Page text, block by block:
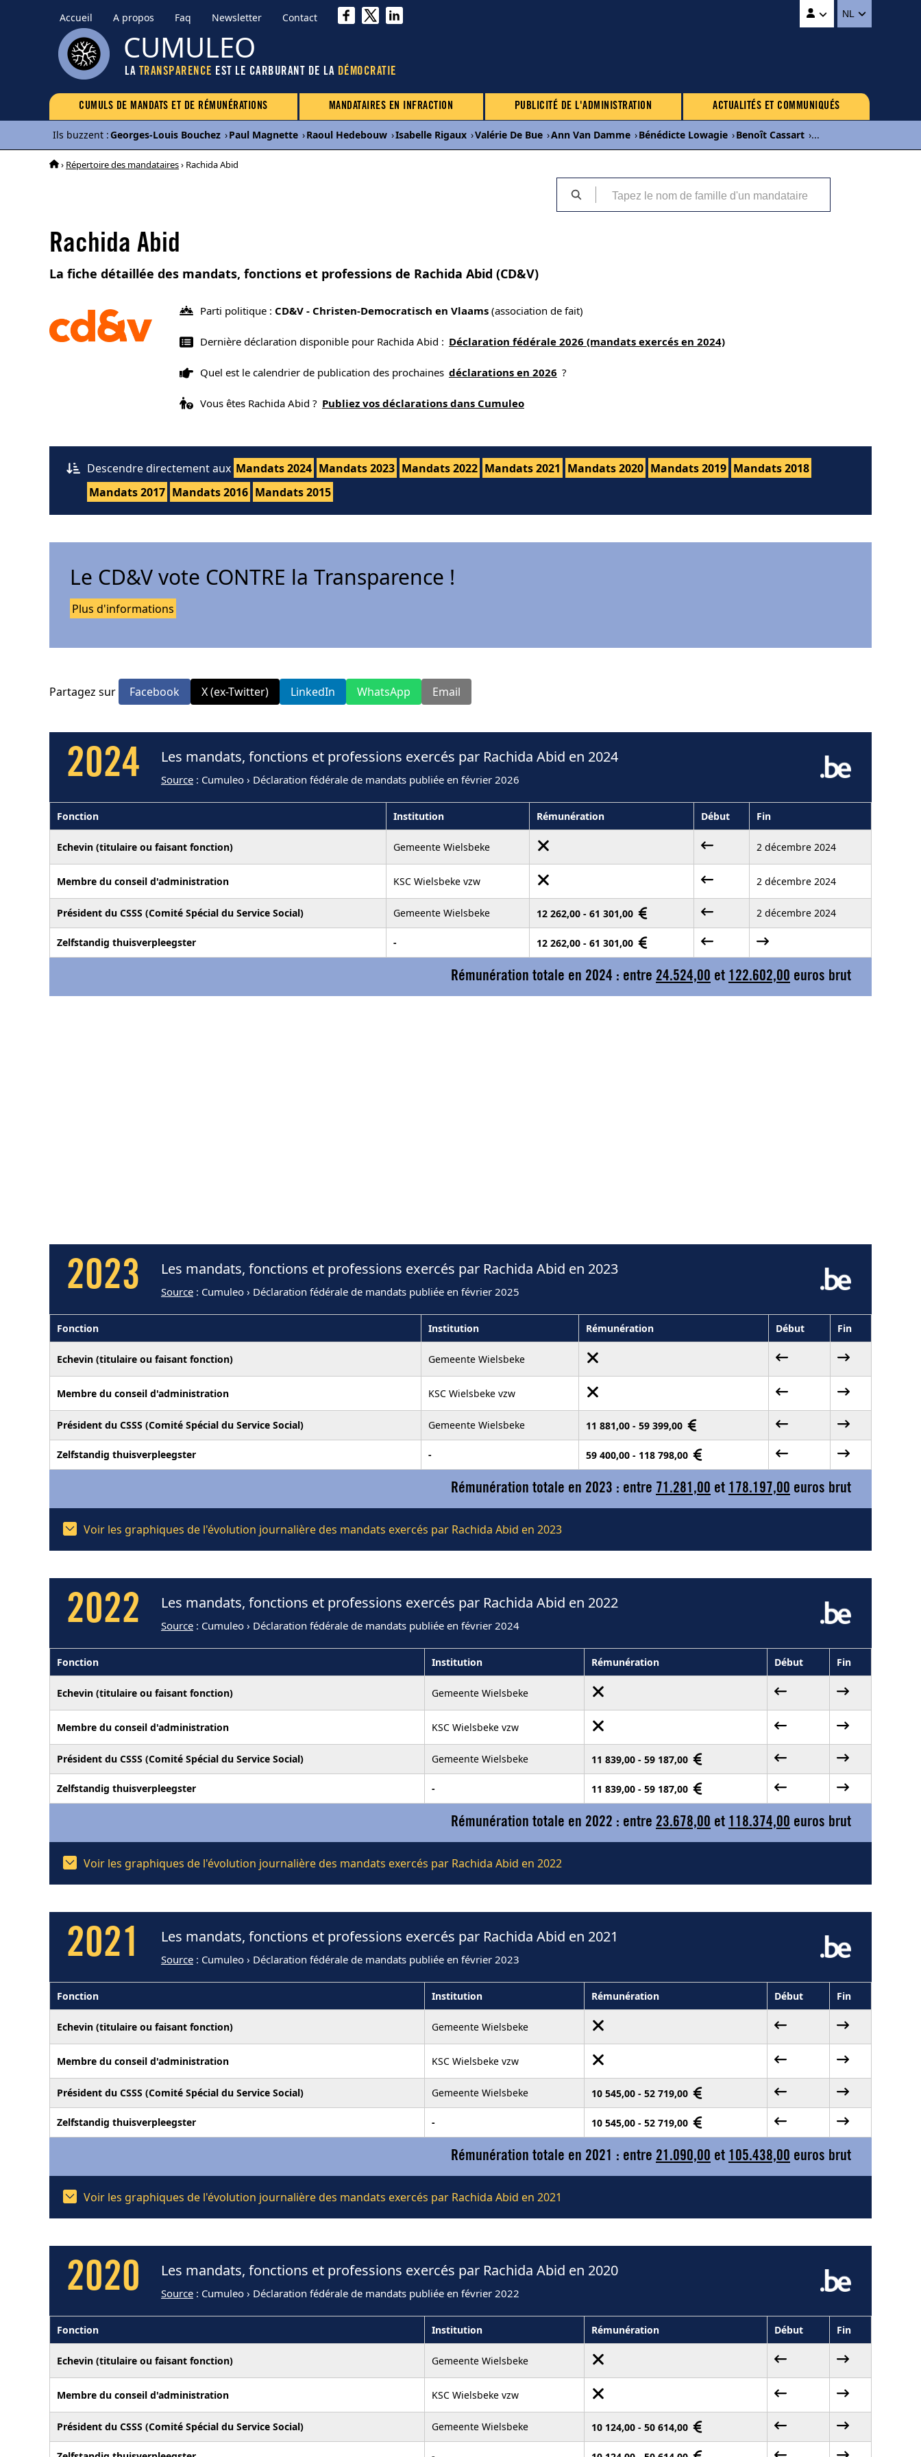
Accueil A propos Faq Newsletter Contact NL
CUMULEO
LA TRANSPARENCE EST LE CARBURANT DE LA DÉMOCRATIE
CUMULS DE MANDATS ET DE RÉMUNÉRATIONS MANDATAIRES EN INFRACTION PUBLICITÉ DE L'ADMINISTRATION ACTUALITÉS ET COMMUNIQUÉS
Ils buzzent :Georges-Louis Bouchez ›Paul Magnette ›Raoul Hedebouw ›Isabelle Rigaux ›Valérie De Bue ›Ann Van Damme ›Bénédicte Lowagie ›Benoît Cassart ›...
› Répertoire des mandataires› Rachida Abid
Rachida Abid
La fiche détaillée des mandats, fonctions et professions de Rachida Abid (CD&V)
Parti politique : CD&V - Christen-Democratisch en Vlaams (association de fait)
Dernière déclaration disponible pour Rachida Abid : Déclaration fédérale 2026 (mandats exercés en 2024)
Quel est le calendrier de publication des prochaines déclarations en 2026 ?
Vous êtes Rachida Abid ? Publiez vos déclarations dans Cumuleo
Descendre directement aux Mandats 2024 Mandats 2023 Mandats 2022 Mandats 2021 Mandats 2020 Mandats 2019 Mandats 2018
Mandats 2017 Mandats 2016 Mandats 2015
Le CD&V vote CONTRE la Transparence !
Plus d'informations
Partagez sur Facebook X (ex-Twitter) LinkedIn WhatsApp Email
2024 Les mandats, fonctions et professions exercés par Rachida Abid en 2024
Source : Cumuleo › Déclaration fédérale de mandats publiée en février 2026
Fonction Institution Rémunération Début Fin
Echevin (titulaire ou faisant fonction) Gemeente Wielsbeke 2 décembre 2024
Membre du conseil d'administration KSC Wielsbeke vzw 2 décembre 2024
Président du CSSS (Comité Spécial du Service Social) Gemeente Wielsbeke 12 262,00 - 61 301,00 2 décembre 2024
Zelfstandig thuisverpleegster - 12 262,00 - 61 301,00
Rémunération totale en 2024 : entre 24.524,00 et 122.602,00 euros brut
2023 Les mandats, fonctions et professions exercés par Rachida Abid en 2023
Source : Cumuleo › Déclaration fédérale de mandats publiée en février 2025
Fonction Institution Rémunération Début Fin
Echevin (titulaire ou faisant fonction) Gemeente Wielsbeke
Membre du conseil d'administration KSC Wielsbeke vzw
Président du CSSS (Comité Spécial du Service Social) Gemeente Wielsbeke 11 881,00 - 59 399,00
Zelfstandig thuisverpleegster - 59 400,00 - 118 798,00
Rémunération totale en 2023 : entre 71.281,00 et 178.197,00 euros brut
Voir les graphiques de l'évolution journalière des mandats exercés par Rachida Abid en 2023
2022 Les mandats, fonctions et professions exercés par Rachida Abid en 2022
Source : Cumuleo › Déclaration fédérale de mandats publiée en février 2024
Fonction Institution Rémunération Début Fin
Echevin (titulaire ou faisant fonction) Gemeente Wielsbeke
Membre du conseil d'administration KSC Wielsbeke vzw
Président du CSSS (Comité Spécial du Service Social) Gemeente Wielsbeke 11 839,00 - 59 187,00
Zelfstandig thuisverpleegster - 11 839,00 - 59 187,00
Rémunération totale en 2022 : entre 23.678,00 et 118.374,00 euros brut
Voir les graphiques de l'évolution journalière des mandats exercés par Rachida Abid en 2022
2021 Les mandats, fonctions et professions exercés par Rachida Abid en 2021
Source : Cumuleo › Déclaration fédérale de mandats publiée en février 2023
Fonction Institution Rémunération Début Fin
Echevin (titulaire ou faisant fonction) Gemeente Wielsbeke
Membre du conseil d'administration KSC Wielsbeke vzw
Président du CSSS (Comité Spécial du Service Social) Gemeente Wielsbeke 10 545,00 - 52 719,00
Zelfstandig thuisverpleegster - 10 545,00 - 52 719,00
Rémunération totale en 2021 : entre 21.090,00 et 105.438,00 euros brut
Voir les graphiques de l'évolution journalière des mandats exercés par Rachida Abid en 2021
2020 Les mandats, fonctions et professions exercés par Rachida Abid en 2020
Source : Cumuleo › Déclaration fédérale de mandats publiée en février 2022
Fonction Institution Rémunération Début Fin
Echevin (titulaire ou faisant fonction) Gemeente Wielsbeke
Membre du conseil d'administration KSC Wielsbeke vzw
Président du CSSS (Comité Spécial du Service Social) Gemeente Wielsbeke 10 124,00 - 50 614,00